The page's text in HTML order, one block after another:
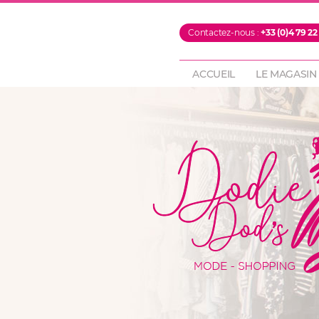
Contactez-nous :+33 (0)4 79
ACCUEIL LE MAGASIN
PANTALONS
FOULARDS &